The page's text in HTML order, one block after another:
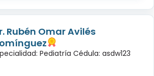
Rubén Omar Avilés
Pediatría Cédula: asdw123